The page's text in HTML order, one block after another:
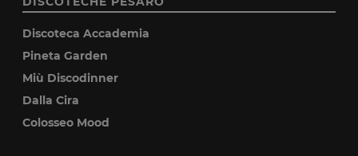
Discoteca Accademia
Pineta Garden
Miù Discodinner
Dalla Cira
Colosseo Mood